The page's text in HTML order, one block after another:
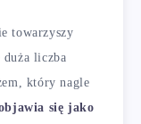
towarzyszy
duża liczba
który nagle
się jako